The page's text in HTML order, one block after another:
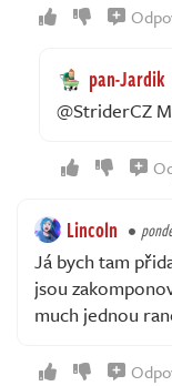
pan-Jardik
@StriderCZ
Lincoln
Já bych tam
jsou
much jednou